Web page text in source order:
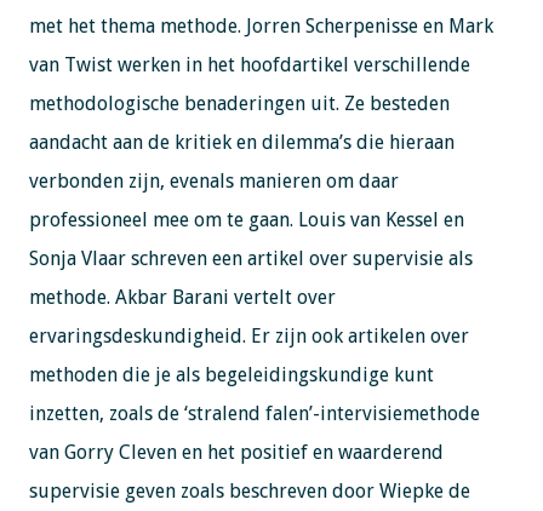
met het thema methode. Jorren Scherpenisse en Mark
van Twist werken in het hoofdartikel verschillende
methodologische benaderingen uit. Ze besteden
aandacht aan de kritiek en dilemma’s die hieraan
verbonden zijn, evenals manieren om daar
professioneel mee om te gaan. Louis van Kessel en
Sonja Vlaar schreven een artikel over supervisie als
methode. Akbar Barani vertelt over
ervaringsdeskundigheid. Er zijn ook artikelen over
methoden die je als begeleidingskundige kunt
inzetten, zoals de ‘stralend falen’-intervisiemethode
van Gorry Cleven en het positief en waarderend
supervisie geven zoals beschreven door Wiepke de